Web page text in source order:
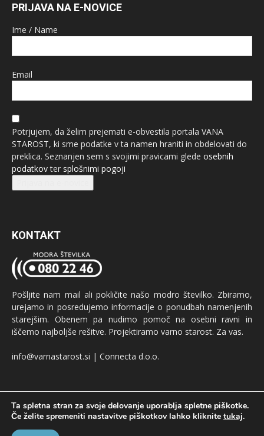
PRIJAVA NA E-NOVICE
Ime / Name
Email
Potrjujem, da želim prejemati e-obvestila portala VANA
STAROST, ki sme podatke v ta namen hraniti in obdelovati do
preklica. Seznanjen sem s svojimi pravicami glede osebnih
podatkovter splošnimi pogoji
KONTAKT
Pošljite nam mail ali pokličite našo modro številko. Zbiramo,
urejamo in posredujemo informacije o ponudbah namenjenih
starejšim. Obenem pa nudimo pomoč na osebni ravni in
iščemo najboljše rešitve. Projektiramo varno starost. Za vas.
info@varnastarost.si | Connecta d.o.o.
GDPR
Ta spletna stran za svoje delovanje uporablja spletne piškotke.
Če želite spremeniti nastavitve piškotkov lahko kliknite tukaj.